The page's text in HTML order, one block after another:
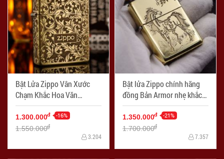
Bật Lửa Zippo Vân Xước
Chạm Khắc Hoa Văn
Arabesque G7
1.300.000đ -16%
1.550.000đ
3.204
Bật lửa Zippo chính hãng
đồng Bản Armor nhẹ khắc
mã đáo thành công
1.350.000đ -21%
1.700.000đ
7.357